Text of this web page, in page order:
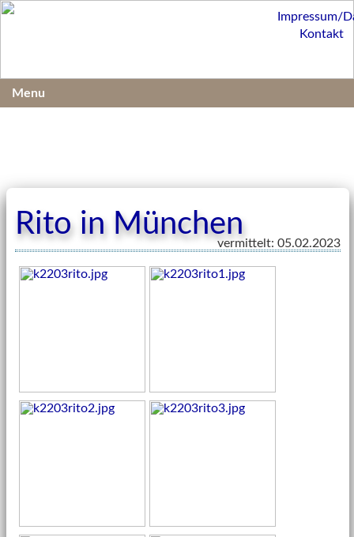
Rito in München
vermittelt: 05.02.2023
Impressum/
Kontakt
Menu